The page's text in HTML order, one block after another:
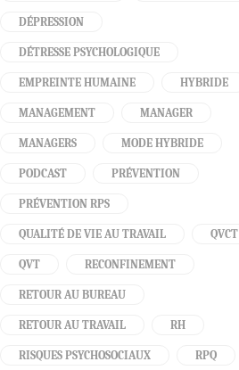
DÉPRESSION
DÉTRESSE PSYCHOLOGIQUE
EMPREINTE HUMAINE HYBRIDE
MANAGEMENT MANAGER
MANAGERS MODE HYBRIDE
PODCAST PRÉVENTION
PRÉVENTION RPS
QUALITÉ DE VIE AU TRAVAIL QVCT
QVT RECONFINEMENT
RETOUR AU BUREAU
RETOUR AU TRAVAIL RH
RISQUES PSYCHOSOCIAUX RPQ